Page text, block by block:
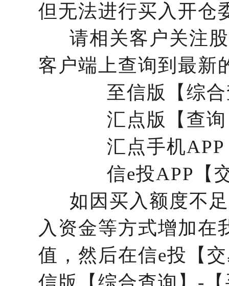
但无法进行买入开仓
请相关客户关注股
客户端上查询到最新
至信版【综合
汇点版【查询
汇点手机APP
信e投APP【交
如因买入额度不足
入资金等方式增加在
值，然后在信e投【